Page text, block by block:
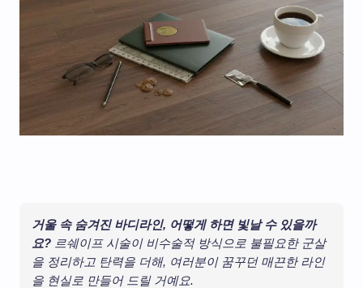
거울 속 숨겨진 바디라인, 어떻게 하면 빛날 수 있을까
요? 르쉐이프 시술이 비수술적 방식으로 불필요한 군살
을 정리하고 탄력을 더해, 여러분이 꿈꾸던 매끈한 라인
을 현실로 만들어 드릴 거예요.